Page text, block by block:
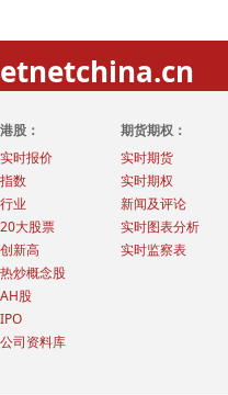
etnetchina.cn
港股：
实时报价
指数
行业
20大股票
创新高
热炒概念股
AH股
IPO
公司资料库
期货期权：
实时期货
实时期权
新闻及评论
实时图表分析
实时监察表